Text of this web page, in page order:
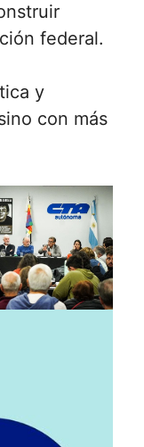
federal.
y
con más